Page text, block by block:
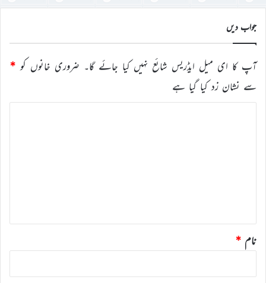
کریں
جواب دیں
آپ کا ای میل ایڈریس شائع نہیں کیا جائے گا۔ ضروری خانوں کو *
سے نشان زد کیا گیا ہے
نام *